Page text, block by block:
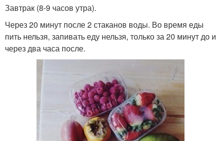
Завтрак (8-9 часов утра).
Через 20 минут после 2 стаканов воды. Во время еды
пить нельзя, запивать еду нельзя, только за 20 минут до и
через два часа после.